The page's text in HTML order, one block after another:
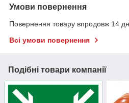
Умови повернення
Повернення товару впродовж 14
Всі умови повернення
Подібні товари компанії